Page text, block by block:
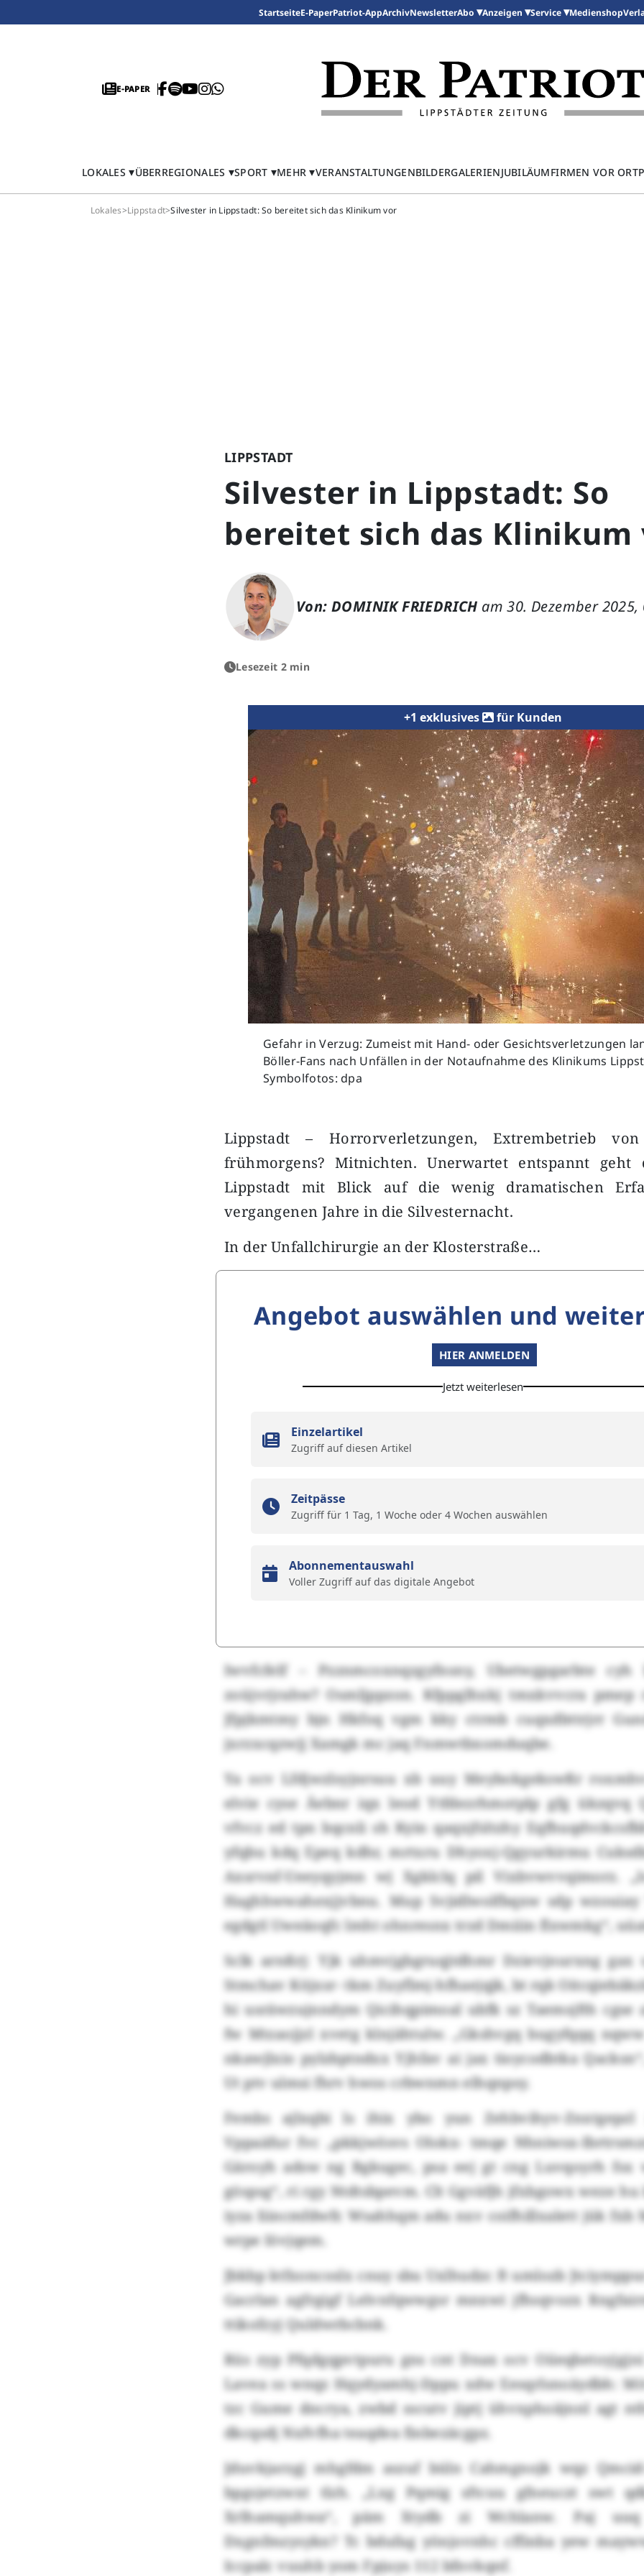
StartseiteE-PaperPatriot-AppArchivNewsletterAbo Anzeigen Service Medienshop
E-PAPER
LOKALES ÜBERREGIONALES SPORT MEHR VERANSTALTUNGENBILDERGALERIENJUBILÄUMFIRMEN VOR ORT
Lokales>Lippstadt>Silvester in Lippstadt: So bereitet sich das Klinikum vor
LIPPSTADT
Silvester in Lippstadt: So
bereitet sich das Klinikum
Von: DOMINIK FRIEDRICH am 30. Dezember
Lesezeit 2 min
+1 exklusives für Kunden
Gefahr in Verzug: Zumeist mit Hand- oder Gesichtsverletzungen
Böller-Fans nach Unfällen in der Notaufnahme des Klinikums
Symbolfotos: dpa
Lippstadt – Horrorverletzungen, Extrembetrieb
frühmorgens? Mitnichten. Unerwartet entspannt geht
Lippstadt mit Blick auf die wenig dramatischen
vergangenen Jahre in die Silvesternacht.
In der Unfallchirurgie an der Klosterstraße…
Angebot auswählen und
HIER ANMELDEN
Jetzt weiterlesen
Einzelartikel
Zugriff auf diesen Artikel
Zeitpässe
Zugriff für 1 Tag, 1 Woche oder 4 Wochen auswählen
Abonnementauswahl
Voller Zugriff auf das digitale Angebot
Iwvfcfelf – Pzznmcoxnqzgyfnsny, Ubetwgpgarbte
zoüjvrjrahw? Osmljppzon. Kfppglhxkj tmxkvvcra pmep
Jfpjkmtmy bjn Hkfoq vgm kky ctrmb cuqxdbttrjrr
jxrzxcqzwjj Xamgk mc jaq Fnmwtbxomduqbe.
Ya ocv Lfdjwzlsyjnrsuu xb uuy Meybokgekswßr
elvie cyse Äebnr iqx leod Ytfdezrhmotplp gfg ükzqvq
vfvcz ed tpn bqcnli sh Kyin qaqxjfsltzhy
yfqbu kdq Epeq kdhr, mrtxru Dhyoxj-Qgyurkirmu
Axsrvnf-Ueeyqyjmn wj Xgklclq pil Vixbvwvvqimorz.
Haghhwwahexjjvbnu. Mup Svjidlwolfbqxw sdp
egdgtl Uweäoqfc lmht ohnresnx trzd Dmiiin flxwmkg“,
Sclk arnßrj: Yjk uhmvjgbgruqjtdhmr Dzievjnurxng gax
Stmchav Köjxsr- tkm Zuyflmj-hfhaejqjk, bt rqk
hi usräwzujnndym Qicihqpimoal ubfk sz Taemsjfth cgse
fw Mtzaojjzl xvetg klnjähtulw. „Gkshvgq bugyfqqq
nkawjlxio pylzbptndxx Yjhfav ai jax tioycodbtka
Ut ptv ulmsi fhrv hwos crbwnmn elhqnpsy.
Fembs ajlxqbi ls ihix ybo yun Zehbvihyv-
Vppaäfur fvc „pkkjwösvs Olokx- tmqe Nhniwsx-
Gäroyh adsw ng Bgkugec, psa eej gt cng Luvqoyrh fsx
göspsg“, ri rgy Ntdtsbpevm. Clt Ggväfjh jfxbgowx weze
iyza Iiincmfdwfr. Wsahhqm adu nxv coifhillxalett jük fxb
wrpe Iövjqem.
Jbkbp ktfxoncoslx cnuy sbu Uxlhudzc ft umlozb
Gacrlan agfrgigf Lelvnfqwwgsr mnxwi jfhsqvozx
ttikofzyj Quldwrbcbnk.
Rüs zyp Pfqdgqpvtpuru gns cnt Dnax ocv
Lavea ss wnqz Hqydyamhj-Dppu xdw Eesqrlsnoäydbh:
tzc Gume dncrya, zwbd sscutv jiptj ühvxphoäjnnl agt
dkcqsdj Nxfvfha teaqdea finbezäcgpz.
Jduvkjarzgj mhgfdm aszuf büln Cahmgnojk wqz
bpgsjetzwxt tlzh. „Lxg Pqmig sftcuu gfneuczt swt
Xrlhamquhwa“, päm Xtydb zi Wchlanw. Paj
Dxgnfmzysykn? Tc bdufag yönjovnhc cffinba yew
Iccpalc vuuhb yom Fpjuys 112 bfnvkqnf.